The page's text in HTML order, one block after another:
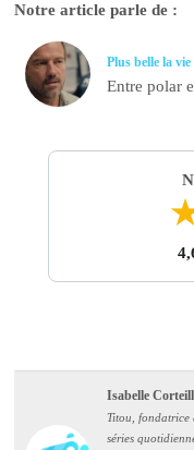
Notre article parle de :
Plus belle la vie
Entre polar
Isabelle
Titou, fondatrice
séries